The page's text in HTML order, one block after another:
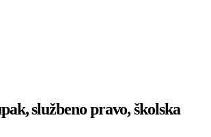
službeno pravo, školska